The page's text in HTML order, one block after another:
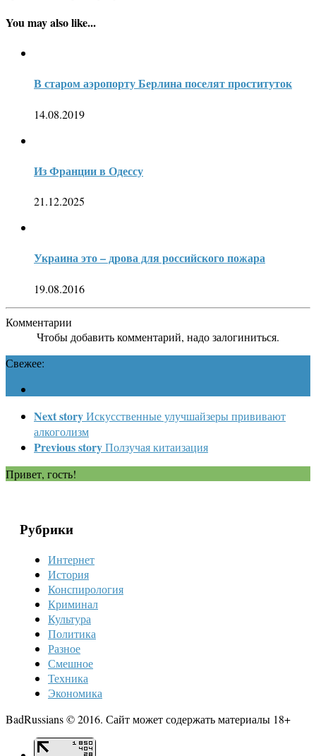
You may also like...
В старом аэропорту Берлина поселят проституток
14.08.2019
Из Франции в Одессу
21.12.2025
Украина это – дрова для российского пожара
19.08.2016
Комментарии
Чтобы добавить комментарий, надо залогиниться.
Свежее:
Next storyИскусственные улучшайзеры прививают
алкоголизм
Previous storyПолзучая китаизация
Привет, гость!
Рубрики
Интернет
История
Конспирология
Криминал
Культура
Политика
Разное
Смешное
Техника
Экономика
BadRussians © 2016. Сайт может содержать материалы 18+